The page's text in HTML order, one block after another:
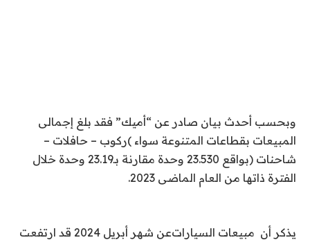
وبحسب أحدث بيان صادر عن “أميك” فقد بلغ إجمالى
المبيعات بقطاعات المتنوعة سواء (ركوب – حافلات –
شاحنات )
بواقع 23.530 وحدة مقارنة بـ23.19 وحدة خلال
الفترة ذاتها من العام الماضى 2023
.
يذكر أن مبيعات السيارات
عن شهر أبريل 2024 قد ارتفعت